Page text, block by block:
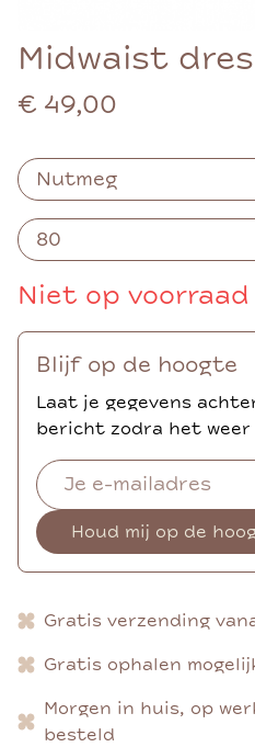
Midwaist
€ 49,00
Niet op voorraad
Blijf op de hoogte
Laat je gegevens
bericht zodra het weer
Houd mij op de
Gratis verzending
Gratis ophalen
Morgen in huis, op
besteld